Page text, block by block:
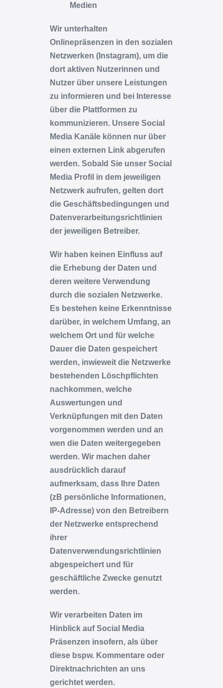
Medien
Wir unterhalten
Onlinepräsenzen in den sozialen
Netzwerken (Instagram), um die
dort aktiven Nutzerinnen und
Nutzer über unsere Leistungen
zu informieren und bei Interesse
über die Plattformen zu
kommunizieren. Unsere Social
Media Kanäle können nur über
einen externen Link abgerufen
werden. Sobald Sie unser Social
Media Profil in dem jeweiligen
Netzwerk aufrufen, gelten dort
die Geschäftsbedingungen und
Datenverarbeitungsrichtlinien
der jeweiligen Betreiber.
Wir haben keinen Einfluss auf
die Erhebung der Daten und
deren weitere Verwendung
durch die sozialen Netzwerke.
Es bestehen keine Erkenntnisse
darüber, in welchem Umfang, an
welchem Ort und für welche
Dauer die Daten gespeichert
werden, inwieweit die Netzwerke
bestehenden Löschpflichten
nachkommen, welche
Auswertungen und
Verknüpfungen mit den Daten
vorgenommen werden und an
wen die Daten weitergegeben
werden. Wir machen daher
ausdrücklich darauf
aufmerksam, dass Ihre Daten
(zB persönliche Informationen,
IP-Adresse) von den Betreibern
der Netzwerke entsprechend
ihrer
Datenverwendungsrichtlinien
abgespeichert und für
geschäftliche Zwecke genutzt
werden.
Wir verarbeiten Daten im
Hinblick auf Social Media
Präsenzen insofern, als über
diese bspw. Kommentare oder
Direktnachrichten an uns
gerichtet werden.